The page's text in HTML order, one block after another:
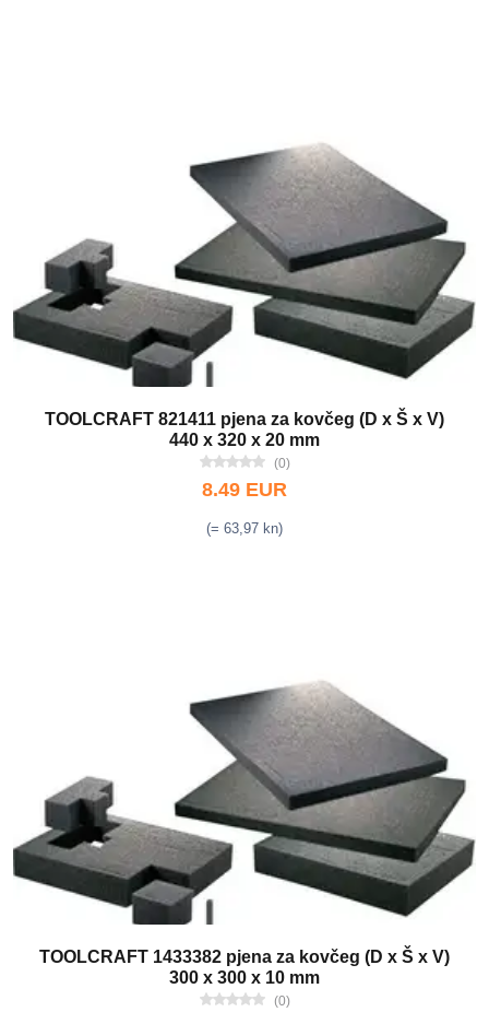
TOOLCRAFT 821411 pjena za kovčeg (D x Š x V)
440 x 320 x 20 mm
(0)
8.49 EUR
(= 63,97 kn)
TOOLCRAFT 1433382 pjena za kovčeg (D x Š x V)
300 x 300 x 10 mm
(0)